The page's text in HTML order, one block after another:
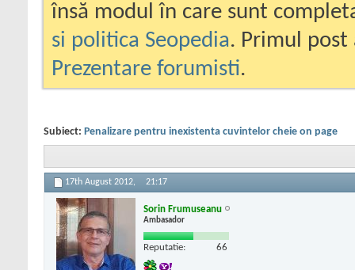
însă modul în care sunt
si politica Seopedia. Primul
Prezentare forumisti.
Subiect: Penalizare pentru inexistenta cuvintelor cheie on page
17th August 2012, 21:17
Sorin Frumuseanu
Ambasador
Reputatie: 66